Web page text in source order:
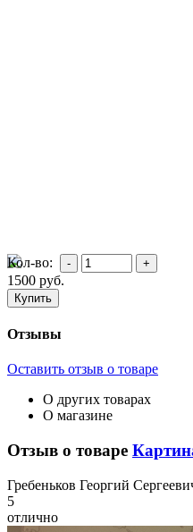
Кол-во:
1500 руб.
Отзывы
Оставить отзыв о товаре
О других товарах
О магазине
Отзыв о товаре
Гребеньков Георгий
5
отлично